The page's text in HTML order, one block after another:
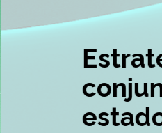
atuação
os quatro